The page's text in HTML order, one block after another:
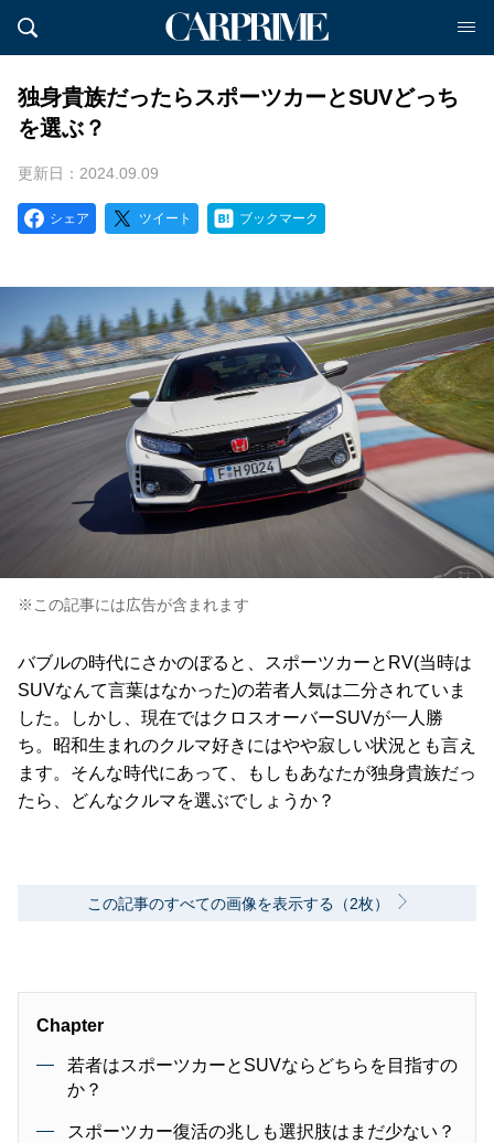
独身貴族だったらスポーツカーとSUVどっち
を選ぶ？
更新日：2024.09.09
シェア ツイート ブックマーク
※この記事には広告が含まれます
バブルの時代にさかのぼると、スポーツカーとRV(当時は
SUVなんて言葉はなかった)の若者人気は二分されていま
した。しかし、現在ではクロスオーバーSUVが一人勝
ち。昭和生まれのクルマ好きにはやや寂しい状況とも言え
ます。そんな時代にあって、もしもあなたが独身貴族だっ
たら、どんなクルマを選ぶでしょうか？
この記事のすべての画像を表示する（2枚）
Chapter
若者はスポーツカーとSUVならどちらを目指すの
か？
スポーツカー復活の兆しも選択肢はまだ少ない？